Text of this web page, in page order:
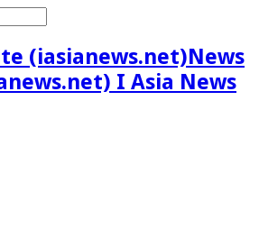
News
I Asia News